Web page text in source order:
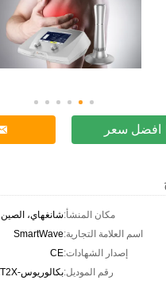
افضل سعر
مكان المنشأ:شانغهاي، الصين
اسم العلامة التجارية:SmartWave
إصدار الشهادات:CE
رقم الموديل:بكالوريوس-SWT2X